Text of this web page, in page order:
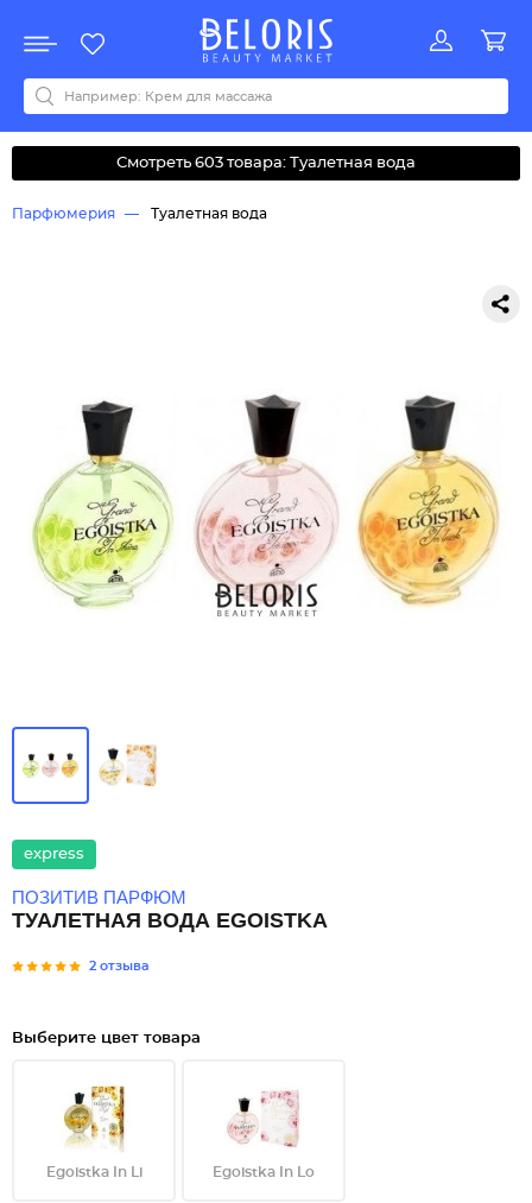
Акции
Все бренды
0-9ABCDEFGHIJKLMNOPQRSTUVWYZАБВДЗИМОКЛНПРСТУФ
Смотреть 603 товара: Туалетная вода
Парфюмерия Туалетная вода
express
ПОЗИТИВ ПАРФЮМ
ТУАЛЕТНАЯ ВОДА EGOISTKA
2 отзыва
Выберите цвет товара
Egoistka In Li Egoistka In Lo